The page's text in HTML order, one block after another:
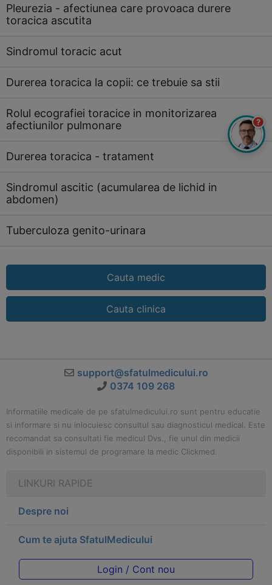
Pleurezia - afectiunea care provoaca durere
toracica ascutita
Sindromul toracic acut
Durerea toracica la copii: ce trebuie sa stii
Rolul ecografiei toracice in monitorizarea
afectiunilor pulmonare
Durerea toracica - tratament
Sindromul ascitic (acumularea de lichid in
abdomen)
Tuberculoza genito-urinara
Cauta medic
Cauta clinica
support@sfatulmedicului.ro
0374 109 268
Informatiile medicale de pe sfatulmedicului.ro sunt pentru educatie
si informare si nu inlocuiesc consultul sau diagnosticul medical. Este
recomandat sa consultati fie medicul Dvs., fie unul din medicii
disponibili in sistemul de programare la medic Clickmed.
LINKURI RAPIDE
Despre noi
Cum te ajuta SfatulMedicului
Login / Cont nou
?